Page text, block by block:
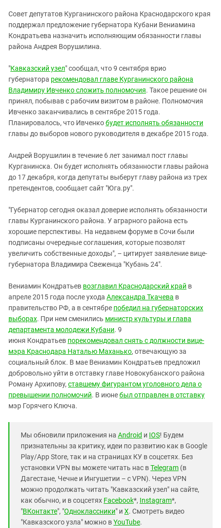
КАВКАЗ ЗА ПАЛЕСТИНУ
ИНАКОМЫСЛИЕ В ЧЕЧНЕ
ПРЕСЛЕДОВАНИЕ АКТИВИСТОВ
МОБИЛИЗАЦИЯ И ПРОТЕСТЫ
Ингушетия
Кабардино-Балкария
Карачаево-Черкесия
Краснодарский край
Нагорный Карабах
Российская Федерация
Ростовская область
СКФО
Ставропольский край
Чечня
Южная Осетия
Южный Кавказ
Совет депутатов Курганинского района Краснодарского края
поддержал предложение губернатора Кубани Вениамина
Кондратьева назначить исполняющим обязанности главы
района Андрея Ворушилина.
"Кавказский узел" сообщал, что 9 сентября врио
губернатора рекомендовал главе Курганинского района
Владимиру Ивченко сложить полномочия. Такое решение он
принял, побывав с рабочим визитом в районе. Полномочия
Ивченко заканчивались в сентябре 2015 года.
Планировалось, что Ивченкобудет исполнять обязанности
главы до выборов нового руководителя в декабре 2015 года.
Андрей Ворушилин в течение 6 лет занимал пост главы
Курганинска. Он будет исполнять обязанности главы района
до 17 декабря, когда депутаты выберут главу района из трех
претендентов, сообщает сайт "Юга.ру".
"Губернатор сегодня оказал доверие исполнять обязанности
главы Курганинского района. У аграрного района есть
хорошие перспективы. На недавнем форуме в Сочи были
подписаны очередные соглашения, которые позволят
увеличить собственные доходы", – цитирует заявление вице-
губернатора Владимира Свеженца "Кубань 24".
Вениамин Кондратьев возглавил Краснодарский край в
апреле 2015 года после ухода Александра Ткачева в
правительство РФ, а в сентябре победил на губернаторских
выборах. При нем сменились министр культуры и глава
департамента молодежи Кубани. 9
июня Кондратьев порекомендовал снять с должности вице-
мэра Краснодара Наталью Маханько, отвечающую за
социальный блок. В мае Вениамин Кондратьев предложил
добровольно уйти в отставку главе Новокубанского района
Роману Архипову, ставшему фигурантом уголовного дела о
превышении полномочий. В июнебыл отправлен в отставку
мэр Горячего Ключа.
Мы обновили приложения на Android и IOS! Будем
признательны за критику, идеи по развитию как в Google
Play/App Store, так и на страницах КУ в соцсетях. Без
установки VPN вы можете читать нас вTelegram (в
Дагестане, Чечне и Ингушетии – с VPN). Через VPN
можно продолжать читать "Кавказский узел" на сайте,
как обычно, и в соцсетях Facebook*, Instagram*,
"ВКонтакте", "Одноклассники" и X. Смотреть видео
"Кавказского узла" можно вYouTube.